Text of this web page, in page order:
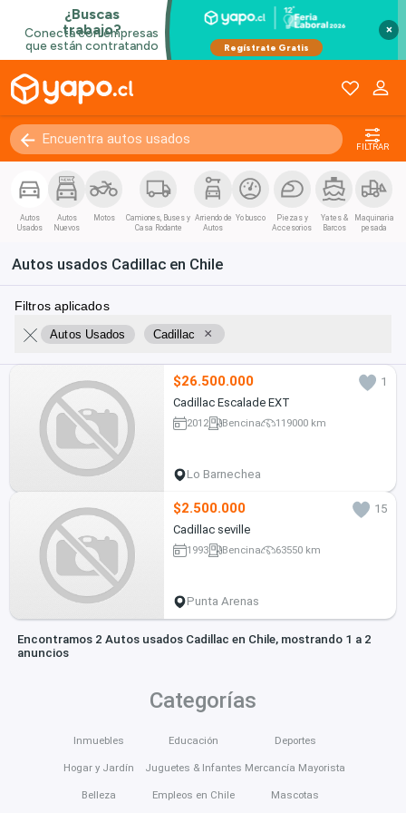
×
FILTRAR
Autos
Usados
Autos
Nuevos
Motos
Camiones, Buses y
Casa Rodante
Arriendo de
Autos
Yo busco
Piezas y
Accesorios
Yates &
Barcos
Maquinaria
pesada
Autos usados Cadillac en Chile
Filtros aplicados
Autos Usados Cadillac ×
$26.500.000
1
Cadillac Escalade EXT
2012 Bencina 119000 km
Lo Barnechea
$2.500.000
15
Cadillac seville
1993 Bencina 63550 km
Punta Arenas
Encontramos 2 Autos usados Cadillac en Chile, mostrando 1 a 2
anuncios
Categorías
Inmuebles
Hogar y Jardín
Belleza
Educación
Juguetes & Infantes
Empleos en Chile
Deportes
Mercancía Mayorista
Mascotas